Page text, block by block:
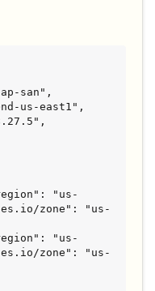
"us-
zone": "us-
"us-
zone": "us-